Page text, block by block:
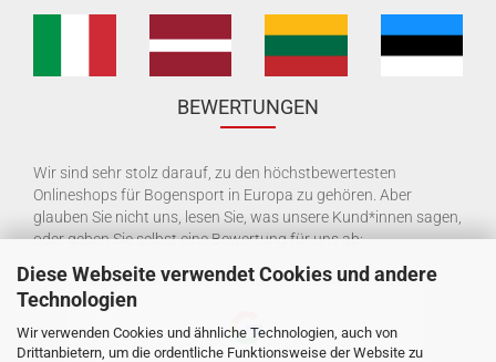
Diese Webseite verwendet Cookies und andere
Technologien
Wir verwenden Cookies und ähnliche Technologien, auch von
Drittanbietern, um die ordentliche Funktionsweise der Website zu
BEWERTUNGEN
Wir sind sehr stolz darauf, zu den höchstbewertesten
Onlineshops für Bogensport in Europa zu gehören. Aber
glauben Sie nicht uns, lesen Sie, was unsere Kund*innen sagen,
oder geben Sie selbst eine Bewertung für uns ab: